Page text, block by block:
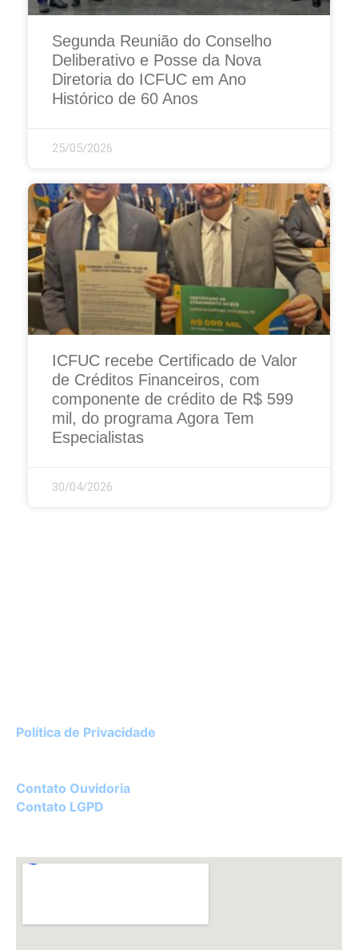
Segunda Reunião do Conselho
Deliberativo e Posse da Nova
Diretoria do ICFUC em Ano
Histórico de 60 Anos
25/05/2026
ICFUC recebe Certificado de Valor
de Créditos Financeiros, com
componente de crédito de R$ 599
mil, do programa Agora Tem
Especialistas
30/04/2026
Política de Privacidade
Contato Ouvidoria
Contato LGPD